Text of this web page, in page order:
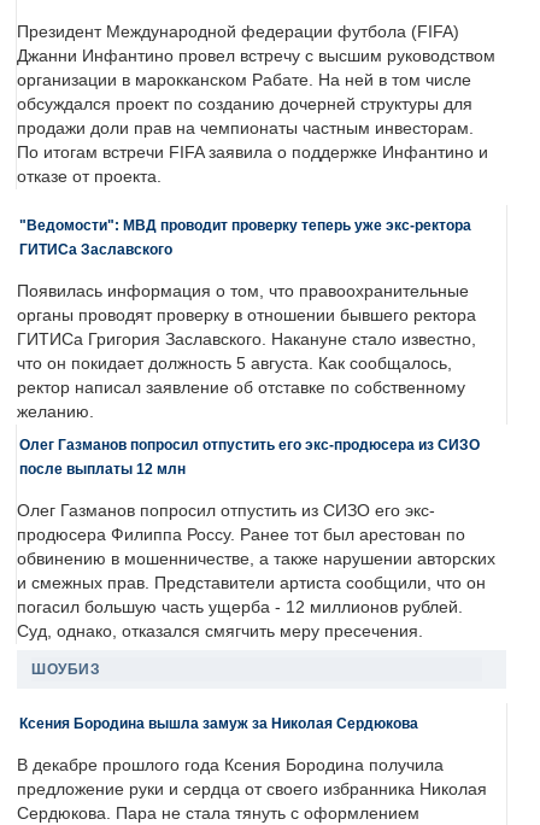
Президент Международной федерации футбола (FIFA)
Джанни Инфантино провел встречу с высшим руководством
организации в марокканском Рабате. На ней в том числе
обсуждался проект по созданию дочерней структуры для
продажи доли прав на чемпионаты частным инвесторам.
По итогам встречи FIFA заявила о поддержке Инфантино и
отказе от проекта.
"Ведомости": МВД проводит проверку теперь уже экс-ректора
ГИТИСа Заславского
Появилась информация о том, что правоохранительные
органы проводят проверку в отношении бывшего ректора
ГИТИСа Григория Заславского. Накануне стало известно,
что он покидает должность 5 августа. Как сообщалось,
ректор написал заявление об отставке по собственному
желанию.
Олег Газманов попросил отпустить его экс-продюсера из СИЗО
после выплаты 12 млн
Олег Газманов попросил отпустить из СИЗО его экс-
продюсера Филиппа Россу. Ранее тот был арестован по
обвинению в мошенничестве, а также нарушении авторских
и смежных прав. Представители артиста сообщили, что он
погасил большую часть ущерба - 12 миллионов рублей.
Суд, однако, отказался смягчить меру пресечения.
ШОУБИЗ
Ксения Бородина вышла замуж за Николая Сердюкова
В декабре прошлого года Ксения Бородина получила
предложение руки и сердца от своего избранника Николая
Сердюкова. Пара не стала тянуть с оформлением